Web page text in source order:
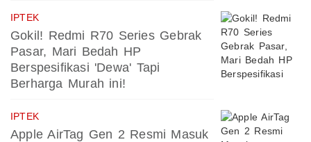
IPTEK
Gokil! Redmi R70 Series Gebrak
Pasar, Mari Bedah HP
Berspesifikasi 'Dewa' Tapi
Berharga Murah ini!
IPTEK
Apple AirTag Gen 2 Resmi Masuk